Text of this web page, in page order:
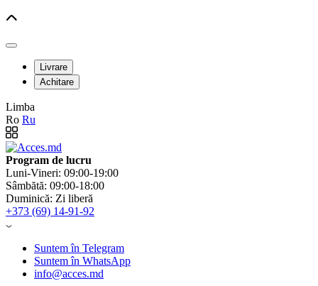
Livrare
Achitare
Limba
Ro Ru
Program de lucru
Luni-Vineri: 09:00-19:00
Sâmbătă: 09:00-18:00
Duminică: Zi liberă
+373 (69) 14-91-92
Suntem în Telegram
Suntem în WhatsApp
info@acces.md